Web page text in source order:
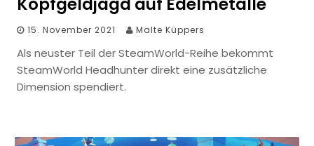
15. November 2021 Malte Küppers
Als neuster Teil der SteamWorld-Reihe bekommt
SteamWorld Headhunter direkt eine zusätzliche
Dimension spendiert.